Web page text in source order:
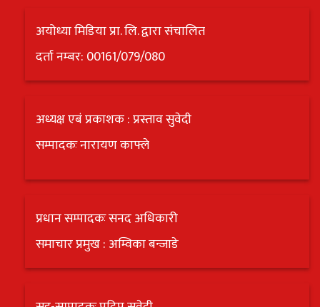
अयोध्या मिडिया प्रा. लि. द्वारा संचालित
दर्ता नम्बर: 00161/079/080
अध्यक्ष एबं प्रकाशक : प्रस्ताव सुवेदी
सम्पादकः नारायण काफ्ले
प्रधान सम्पादकः सनद अधिकारी
समाचार प्रमुख : अम्विका बन्जाडे